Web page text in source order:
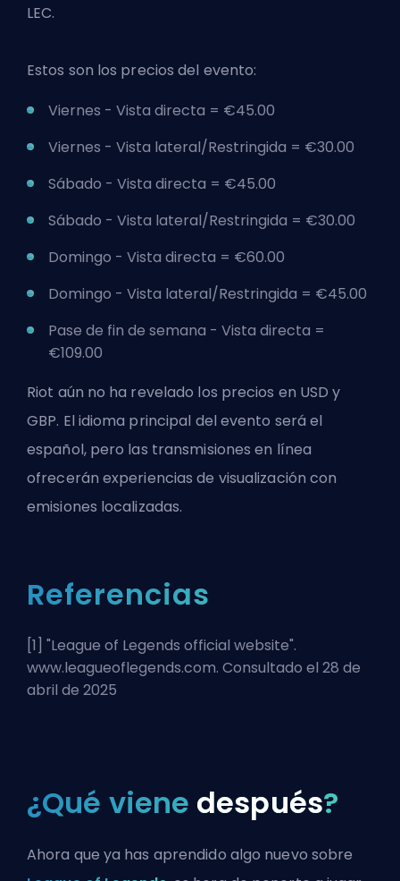
LEC.
Estos son los precios del evento:
Viernes - Vista directa = €45.00
Viernes - Vista lateral/Restringida = €30.00
Sábado - Vista directa = €45.00
Sábado - Vista lateral/Restringida = €30.00
Domingo - Vista directa = €60.00
Domingo - Vista lateral/Restringida = €45.00
Pase de fin de semana - Vista directa =
€109.00
Riot aún no ha revelado los precios en USD y
GBP. El idioma principal del evento será el
español, pero las transmisiones en línea
ofrecerán experiencias de visualización con
emisiones localizadas.
Referencias
[1] "League of Legends official website".
www.leagueoflegends.com. Consultado el 28 de
abril de 2025
¿Qué viene después?
Ahora que ya has aprendido algo nuevo sobre